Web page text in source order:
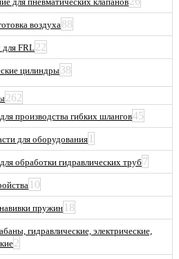
воздуха88
для FRL22
цилиндры38
262
производства гибких шлангов45
для оборудования 1
обработки гидравлических труб 7
10
пружин 18
гидравлические, электрические,
2